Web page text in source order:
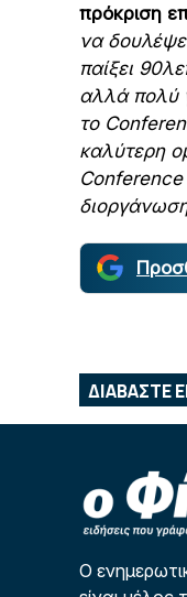
πρόκριση
να
παίξει
αλλά πολύ
το
καλύτερη
Conference
ΔΙΑΒΑΣΤΕ
Ο